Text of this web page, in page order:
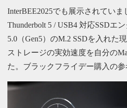
InterBEE2025でも展示されていま
Thunderbolt 5 / USB4 対応SSDエ
5.0（Gen5）のM.2 SSDを入れた
ストレージの実効速度を自分の
た。ブラックフライデー購入の参